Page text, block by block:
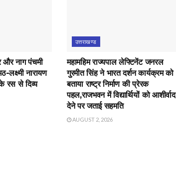
और नाग पंचमी
लक्ष्मी नारायण
रस से दिव्य
उत्तराखण्ड
महामहिम राज्यपाल लेफ्टिनेंट जनरल
गुरमीत सिंह ने भारत दर्शन कार्यक्रम को
बताया राष्ट्र निर्माण की प्रेरक
पहल,राजभवन में विद्यार्थियों को आशीर्वाद
देने पर जताई सहमति
AUGUST 2, 2026